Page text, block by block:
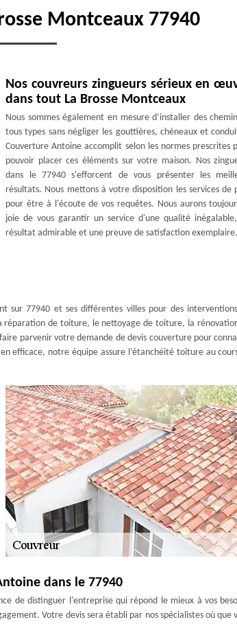
Montceaux 77940
Nos couvreurs zingueurs sérieux en
dans tout La Brosse Montceaux
Nous sommes également en mesure d’installer des
tous types sans négliger les gouttières, chéneaux et
Couverture Antoine accomplit selon les normes prescrites
pouvoir placer ces éléments sur votre maison. Nos
dans le 77940 s'efforcent de vous présenter les
résultats. Nous mettons à votre disposition les services de
pour être à l'écoute de vos requêtes. Nous aurons
joie de vous garantir un service d'une qualité
résultat admirable et une preuve de satisfaction exemplaire.
sur 77940 et ses différentes villes pour des
réparation de toiture, le nettoyage de toiture, la
parvenir votre demande de devis couverture pour
efficace, notre équipe assure l’étanchéité toiture au
dans le 77940
de distinguer l'entreprise qui répond le mieux à vos
Votre devis sera établi par nos spécialistes où que